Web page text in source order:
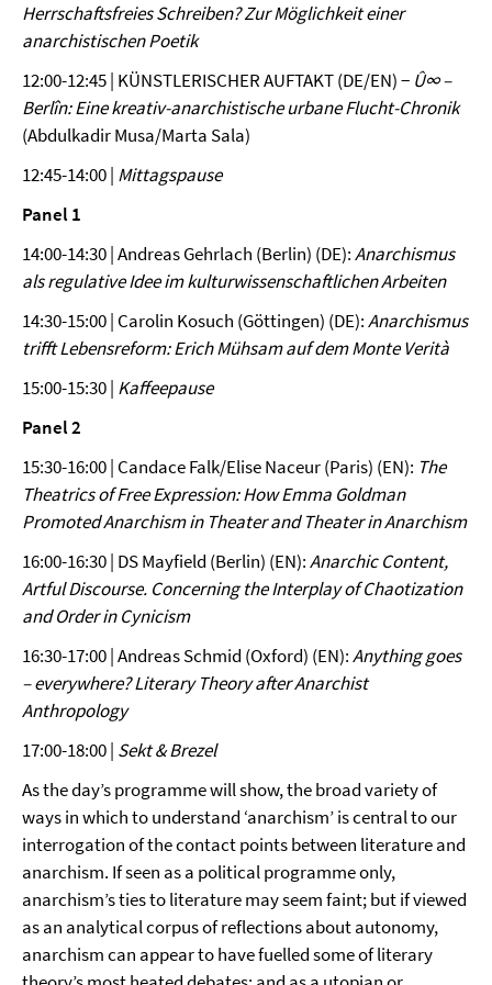
Herrschaftsfreies Schreiben? Zur Möglichkeit einer
anarchistischen Poetik
12:00-12:45 | KÜNSTLERISCHER AUFTAKT (DE/EN) − Û∞ –
Berlîn: Eine kreativ-anarchistische urbane Flucht-Chronik
(Abdulkadir Musa/Marta Sala)
12:45-14:00 | Mittagspause
Panel 1
14:00-14:30 | Andreas Gehrlach (Berlin) (DE):Anarchismus
als regulative Idee im kulturwissenschaftlichen Arbeiten
14:30-15:00 | Carolin Kosuch (Göttingen) (DE):Anarchismus
trifft Lebensreform: Erich Mühsam auf dem Monte Verità
15:00-15:30 | Kaffeepause
Panel 2
15:30-16:00 | Candace Falk/Elise Naceur (Paris) (EN): The
Theatrics of Free Expression: How Emma Goldman
Promoted Anarchism in Theater and Theater in Anarchism
16:00-16:30 | DS Mayfield (Berlin) (EN):Anarchic Content,
Artful Discourse. Concerning the Interplay of Chaotization
and Order in Cynicism
16:30-17:00 | Andreas Schmid (Oxford) (EN):Anything goes
– everywhere? Literary Theory after Anarchist
Anthropology
17:00-18:00 | Sekt & Brezel
As the day’s programme will show, the broad variety of
ways in which to understand ‘anarchism’ is central to our
interrogation of the contact points between literature and
anarchism. If seen as a political programme only,
anarchism’s ties to literature may seem faint; but if viewed
as an analytical corpus of reflections about autonomy,
anarchism can appear to have fuelled some of literary